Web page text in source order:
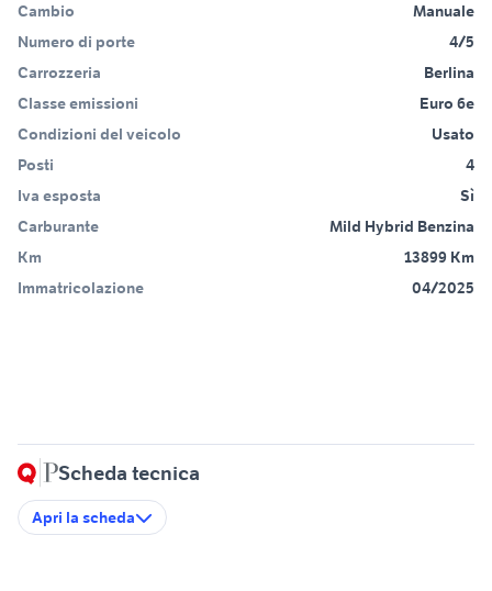
Cambio
Manuale
Numero di porte
4/5
Carrozzeria
Berlina
Classe emissioni
Euro 6e
Condizioni del veicolo
Usato
Posti
4
Iva esposta
Sì
Carburante
Mild Hybrid Benzina
Km
13899 Km
Immatricolazione
04/2025
Scheda tecnica
Apri la scheda